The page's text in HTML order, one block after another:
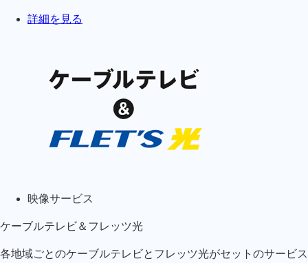
詳細を見る
映像サービス
ケーブルテレビ＆フレッツ光
各地域ごとのケーブルテレビとフレッツ光がセットのサービス